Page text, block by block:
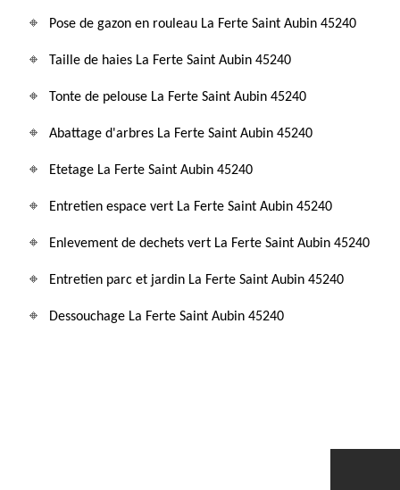
Pose de gazon en rouleau La Ferte Saint Aubin 45240
Taille de haies La Ferte Saint Aubin 45240
Tonte de pelouse La Ferte Saint Aubin 45240
Abattage d'arbres La Ferte Saint Aubin 45240
Etetage La Ferte Saint Aubin 45240
Entretien espace vert La Ferte Saint Aubin 45240
Enlevement de dechets vert La Ferte Saint Aubin 45240
Entretien parc et jardin La Ferte Saint Aubin 45240
Dessouchage La Ferte Saint Aubin 45240